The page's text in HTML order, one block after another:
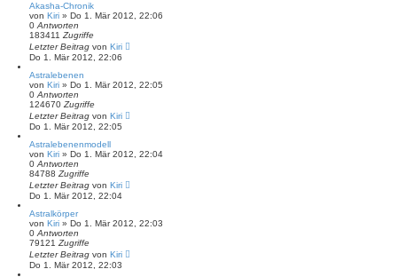
Akasha-Chronik
von Kiri » Do 1. Mär 2012, 22:06
0 Antworten
183411 Zugriffe
Letzter Beitrag von Kiri
Do 1. Mär 2012, 22:06
Astralebenen
von Kiri » Do 1. Mär 2012, 22:05
0 Antworten
124670 Zugriffe
Letzter Beitrag von Kiri
Do 1. Mär 2012, 22:05
Astralebenenmodell
von Kiri » Do 1. Mär 2012, 22:04
0 Antworten
84788 Zugriffe
Letzter Beitrag von Kiri
Do 1. Mär 2012, 22:04
Astralkörper
von Kiri » Do 1. Mär 2012, 22:03
0 Antworten
79121 Zugriffe
Letzter Beitrag von Kiri
Do 1. Mär 2012, 22:03